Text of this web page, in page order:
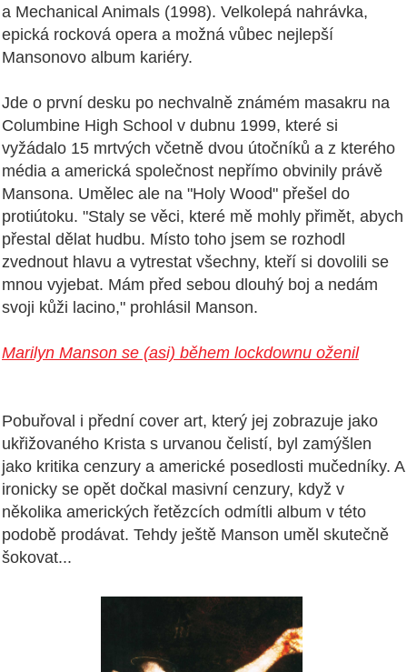
a Mechanical Animals (1998). Velkolepá nahrávka,
epická rocková opera a možná vůbec nejlepší
Mansonovo album kariéry.
Jde o první desku po nechvalně známém masakru na
Columbine High School v dubnu 1999, které si
vyžádalo 15 mrtvých včetně dvou útočníků a z kterého
média a americká společnost nepřímo obvinily právě
Mansona. Umělec ale na "Holy Wood" přešel do
protiútoku. "Staly se věci, které mě mohly přimět, abych
přestal dělat hudbu. Místo toho jsem se rozhodl
zvednout hlavu a vytrestat všechny, kteří si dovolili se
mnou vyjebat. Mám před sebou dlouhý boj a nedám
svoji kůži lacino," prohlásil Manson.
Marilyn Manson se (asi) během lockdownu oženil
Pobuřoval i přední cover art, který jej zobrazuje jako
ukřižovaného Krista s urvanou čelistí, byl zamýšlen
jako kritika cenzury a americké posedlosti mučedníky. A
ironicky se opět dočkal masivní cenzury, když v
několika amerických řetězcích odmítli album v této
podobě prodávat. Tehdy ještě Manson uměl skutečně
šokovat...